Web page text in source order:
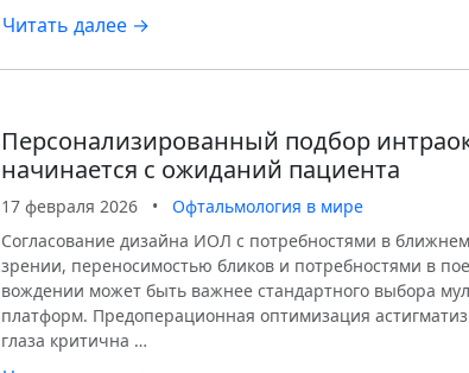
Читать далее →
Персонализированный подбор
начинается с ожиданий пациента
17 февраля 2026 •
Офтальмология в мире
Согласование дизайна ИОЛ с потребностями в
зрении, переносимостью бликов и потребностями в
вождении может быть важнее стандартного выбора
платформ. Предоперационная оптимизация
глаза критична …